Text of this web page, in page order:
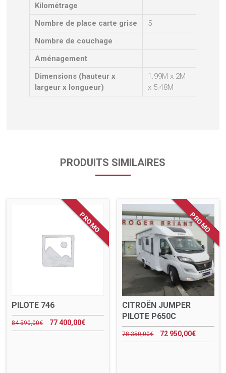
Kilométrage
Nombre de place carte grise
5
Nombre de couchage
Aménagement
Dimensions (hauteur x
largeur x longueur)
1.99M x 2M
x 5.48M
PRODUITS SIMILAIRES
PILOTE 746
84 590,00€ 77 400,00€
CITROËN JUMPER
PILOTE P650C
78 350,00€ 72 950,00€